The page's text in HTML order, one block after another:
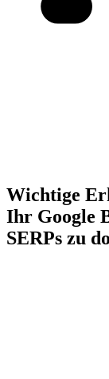
Wichtige
Ihr Google
SERPs zu